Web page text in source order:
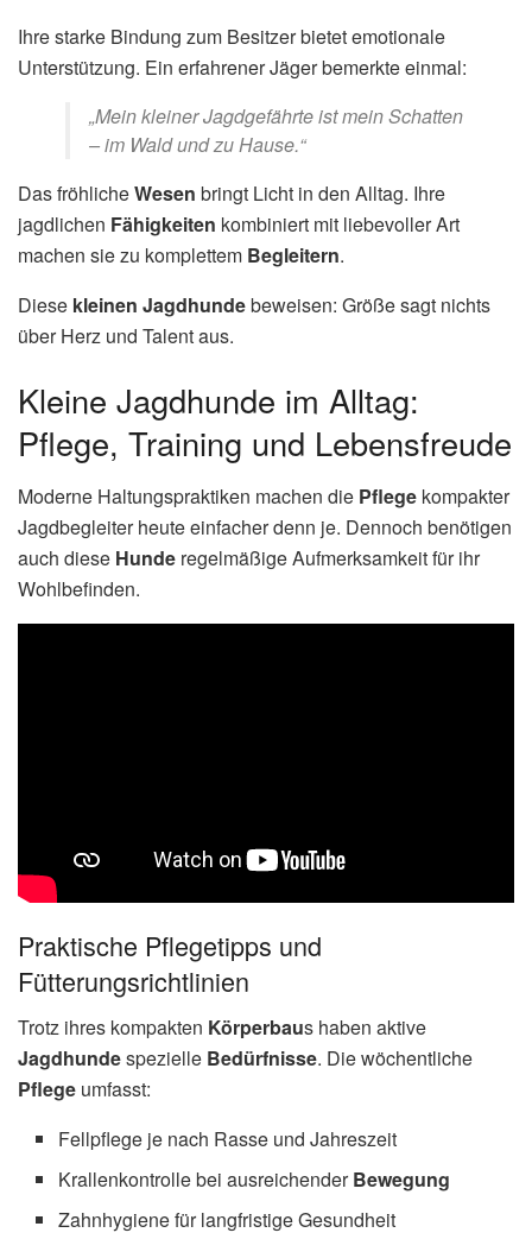
Ihre starke Bindung zum Besitzer bietet emotionale
Unterstützung. Ein erfahrener Jäger bemerkte einmal:
„Mein kleiner Jagdgefährte ist mein Schatten
– im Wald und zu Hause.“
Das fröhlicheWesen bringt Licht in den Alltag. Ihre
jagdlichen Fähigkeiten kombiniert mit liebevoller Art
machen sie zu komplettem Begleitern.
Diese kleinen Jagdhundebeweisen: Größe sagt nichts
über Herz und Talent aus.
Kleine Jagdhunde im Alltag:
Pflege, Training und Lebensfreude
Moderne Haltungspraktiken machen die Pflege kompakter
Jagdbegleiter heute einfacher denn je. Dennoch benötigen
auch diese Hunde regelmäßige Aufmerksamkeit für ihr
Wohlbefinden.
Praktische Pflegetipps und
Fütterungsrichtlinien
Trotz ihres kompakten Körperbaus haben aktive
Jagdhundespezielle Bedürfnisse. Die wöchentliche
Pflege umfasst:
Fellpflege je nach Rasse und Jahreszeit
Krallenkontrolle bei ausreichenderBewegung
Zahnhygiene für langfristige Gesundheit